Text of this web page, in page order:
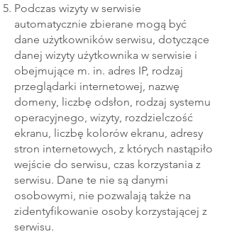
Podczas wizyty w serwisie
automatycznie zbierane mogą być
dane użytkowników serwisu, dotyczące
danej wizyty użytkownika w serwisie i
obejmujące m. in. adres IP, rodzaj
przeglądarki internetowej, nazwę
domeny, liczbę odsłon, rodzaj systemu
operacyjnego, wizyty, rozdzielczość
ekranu, liczbę kolorów ekranu, adresy
stron internetowych, z których nastąpiło
wejście do serwisu, czas korzystania z
serwisu. Dane te nie są danymi
osobowymi, nie pozwalają także na
zidentyfikowanie osoby korzystającej z
serwisu.